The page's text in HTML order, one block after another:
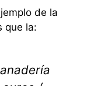
de la
que la: